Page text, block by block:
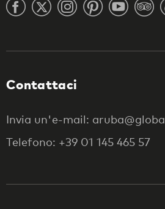
Contattaci
Invia un'e-mail:
Telefono: +39 01 145 465 57